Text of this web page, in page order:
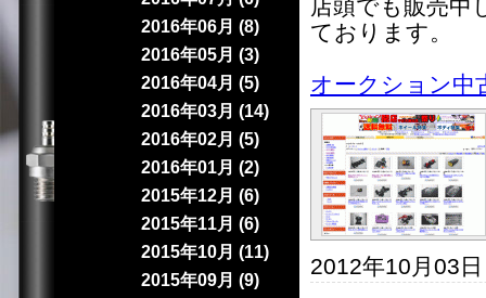
店頭でも販売中
ております。
オークション中
2012年10月03
2016年06月 (8)
2016年05月 (3)
2016年04月 (5)
2016年03月 (14)
2016年02月 (5)
2016年01月 (2)
2015年12月 (6)
2015年11月 (6)
2015年10月 (11)
2015年09月 (9)